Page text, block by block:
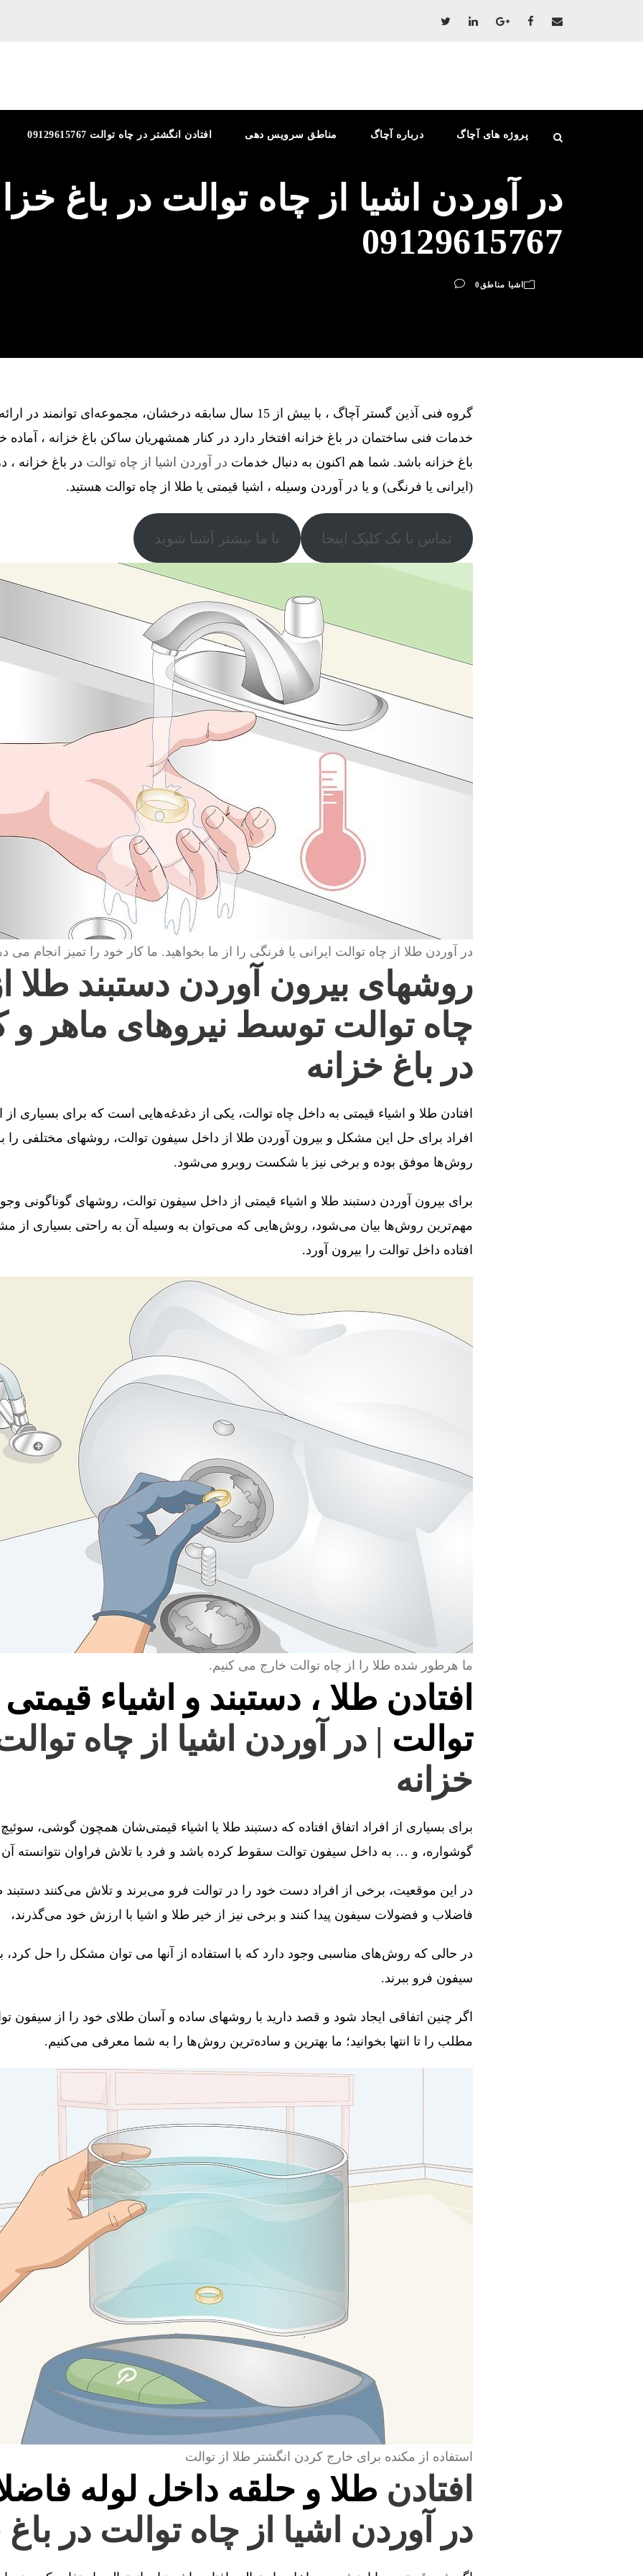
افتادن انگشتر در چاه توالت 09129615767 مناطق سرویس دهی درباره آچاگ پروژه های آچاگ
در آوردن اشیا از چاه توالت در باغ
09129615767
اشیا مناطق 0
گروه فنی آذین گستر آچاگ ، با بیش از 15 سال سابقه درخشان، مجموعه‌ای
خدمات فنی ساختمان در باغ خزانه افتخار دارد در کنار همشهریان ساکن باغ خزانه ،
باغ خزانه باشد. شما هم اکنون به دنبال خدمات در آوردن اشیا از چاه توالت در باغ خزانه ،
(ایرانی یا فرنگی) و یا در آوردن وسیله ، اشیا قیمتی یا طلا از چاه توالت هستید.
تماس با یک کلیک اینجا با ما بیشتر آشنا شوید
در آوردن طلا از چاه توالت ایرانی یا فرنگی را از ما بخواهید. ما کار خود را تمیز انجام می
روشهای بیرون آوردن دستبند طلا
چاه توالت توسط نیروهای ماهر و
در باغ خزانه
افتادن طلا و اشیاء قیمتی به داخل چاه توالت، یکی از دغدغه‌هایی است که برای بسیاری
افراد برای حل این مشکل و بیرون آوردن طلا از داخل سیفون توالت، روشهای مختلفی را
روش‌ها موفق بوده و برخی نیز با شکست روبرو می‌شود.
برای بیرون آوردن دستبند طلا و اشیاء قیمتی از داخل سیفون توالت، روشهای گوناگونی
مهم‌ترین روش‌ها بیان می‌شود، روش‌هایی که می‌توان به وسیله آن به راحتی بسیاری از
افتاده داخل توالت را بیرون آورد.
ما هرطور شده طلا را از چاه توالت خارج می کنیم.
افتادن طلا ، دستبند و اشیاء
توالت | در آوردن اشیا از چاه
خزانه
برای بسیاری از افراد اتفاق افتاده که دستبند طلا یا اشیاء قیمتی‌شان همچون گوشی،
گوشواره، و … به داخل سیفون توالت سقوط کرده باشد و فرد با تلاش فراوان نتوانسته آن
در این موقعیت، برخی از افراد دست خود را در توالت فرو می‌برند و تلاش می‌کنند دستبند
فاضلاب و فضولات سیفون پیدا کنند و برخی نیز از خیر طلا و اشیا با ارزش خود می‌گذرند،
در حالی که روش‌های مناسبی وجود دارد که با استفاده از آنها می توان مشکل را حل
سیفون فرو ببرند.
اگر چنین اتفاقی ایجاد شود و قصد دارید با روشهای ساده و آسان طلای خود را از سیفون
مطلب را تا انتها بخوانید؛ ما بهترین و ساده‌ترین روش‌ها را به شما معرفی می‌کنیم.
استفاده از مکنده برای خارج کردن انگشتر طلا از توالت
افتادن طلا و حلقه داخل لوله
در آوردن اشیا از چاه توالت در باغ